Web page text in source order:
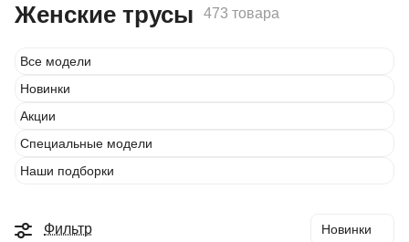
Женские трусы 473 товара
Все модели
Новинки
Акции
Специальные модели
Наши подборки
Фильтр Новинки